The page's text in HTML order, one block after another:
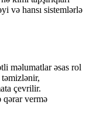
və hansı sistemlərlə
məlumatlar əsas rol
çevrilir.
qərar vermə